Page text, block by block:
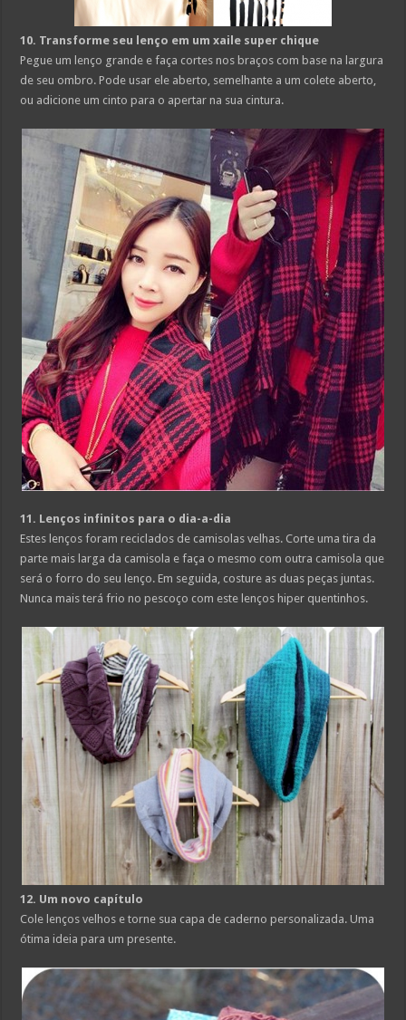
10. Transforme seu lenço em um xaile super chique
Pegue um lenço grande e faça cortes nos braços com base na largura
de seu ombro. Pode usar ele aberto, semelhante a um colete aberto,
ou adicione um cinto para o apertar na sua cintura.
11. Lenços infinitos para o dia-a-dia
Estes lenços foram reciclados de camisolas velhas. Corte uma tira da
parte mais larga da camisola e faça o mesmo com outra camisola que
será o forro do seu lenço. Em seguida, costure as duas peças juntas.
Nunca mais terá frio no pescoço com este lenços hiper quentinhos.
12. Um novo capítulo
Cole lenços velhos e torne sua capa de caderno personalizada. Uma
ótima ideia para um presente.